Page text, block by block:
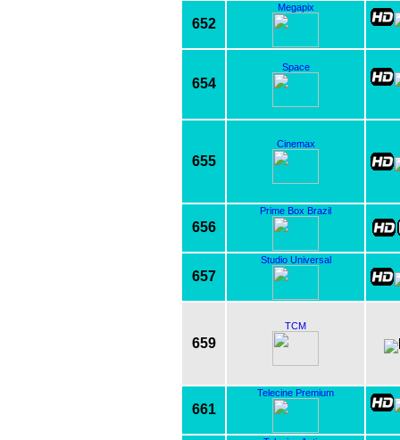
652
Megapix
654
Space
655
Cinemax
656
Prime Box Brazil
657
Studio Universal
659
TCM
661
Telecine Premium